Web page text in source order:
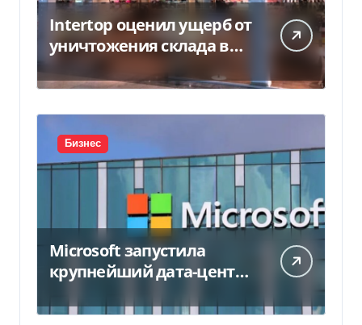
Intertop оценил ущерб от
уничтожения склада в
Бизнес
Microsoft запустила
крупнейший дата-центр
миллиарда